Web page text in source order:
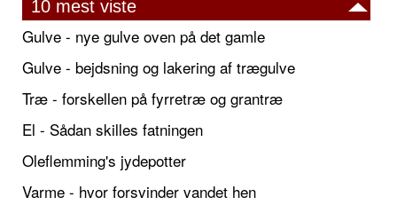
10 mest viste
Gulve - nye gulve oven på det gamle
Gulve - bejdsning og lakering af trægulve
Træ - forskellen på fyrretræ og grantræ
El - Sådan skilles fatningen
Oleflemming's jydepotter
Varme - hvor forsvinder vandet hen